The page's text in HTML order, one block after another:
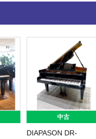
中古
DIAPASON DR-